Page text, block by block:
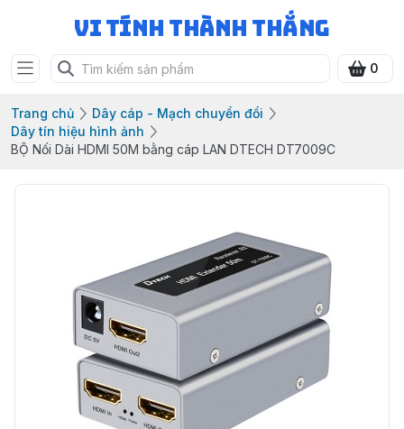
Vi Tính Thành Thắng
0
Trang chủ
Dây cáp - Mạch chuyển đổi
Dây tín hiệu hình ảnh
BỘ Nối Dài HDMI 50M bằng cáp LAN DTECH DT7009C